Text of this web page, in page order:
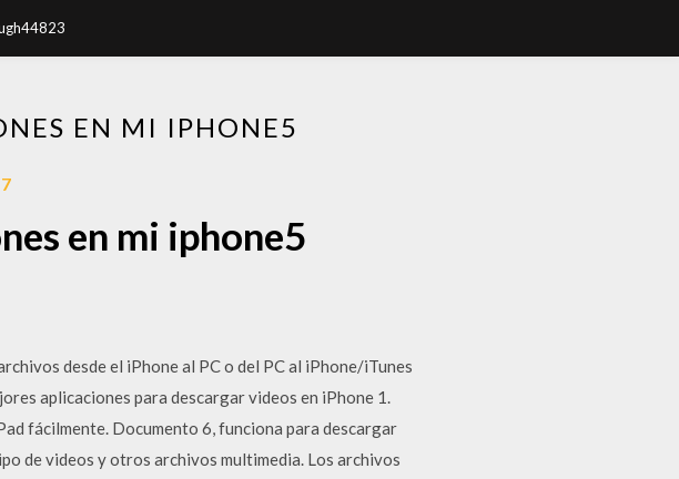
EN MI IPHONE5
en mi iphone5
desde el iPhone al PC o del PC al iPhone/iTunes
aplicaciones para descargar videos en iPhone 1.
fácilmente. Documento 6, funciona para descargar
de videos y otros archivos multimedia. Los archivos